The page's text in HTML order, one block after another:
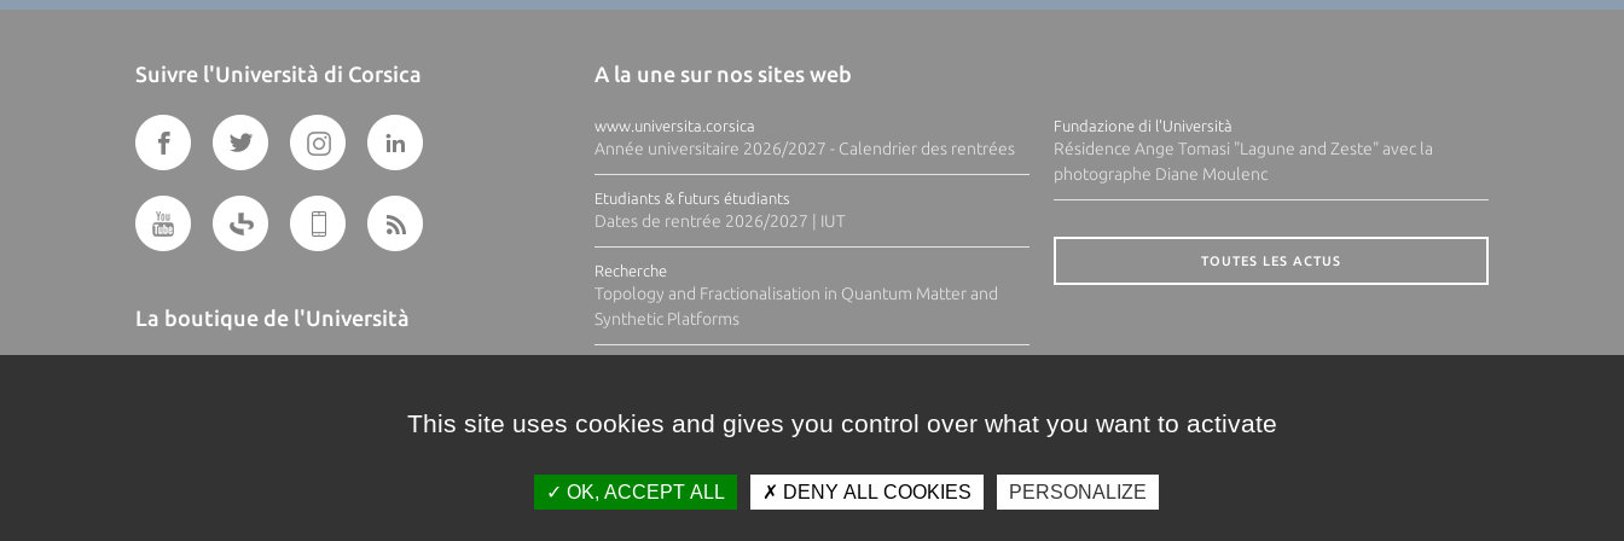
Suivre l'Università di Corsica
La boutique de l'Università
A la une sur nos sites web
www.universita.corsica
Année universitaire 2026/2027 - Calendrier des rentrées
Etudiants & futurs étudiants
Dates de rentrée 2026/2027 | IUT
Recherche
Topology and Fractionalisation in Quantum Matter and
Synthetic Platforms
Fundazione di l'Università
Résidence Ange Tomasi "Lagune and Zeste" avec la
photographe Diane Moulenc
TOUTES LES ACTUS
This site uses cookies and gives you control over what you want to activate
OK, ACCEPT ALL DENY ALL COOKIES PERSONALIZE